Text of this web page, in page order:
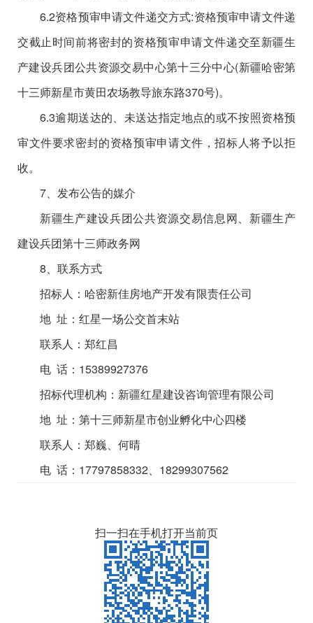
6.2资格预审申请文件递交方式:资格预审申请文件递
交截止时间前将密封的资格预审申请文件递交至新疆生
产建设兵团公共资源交易中心第十三分中心(新疆哈密第
十三师新星市黄田农场教导旅东路370号)。
6.3逾期送达的、未送达指定地点的或不按照资格预
审文件要求密封的资格预审申请文件，招标人将予以拒
收。
7、发布公告的媒介
新疆生产建设兵团公共资源交易信息网、新疆生产
建设兵团第十三师政务网
8、联系方式
招标人：哈密新佳房地产开发有限责任公司
地 址： 红星一场公交首末站
联系人：郑红昌
电 话： 15389927376
招标代理机构：新疆红星建设咨询管理有限公司
地 址：第十三师新星市创业孵化中心四楼
联系人：郑巍、何晴
电 话： 17797858332、18299307562
扫一扫在手机打开当前页